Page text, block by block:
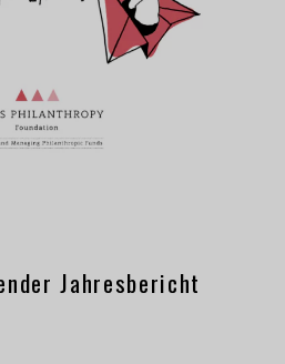
Jahresbericht